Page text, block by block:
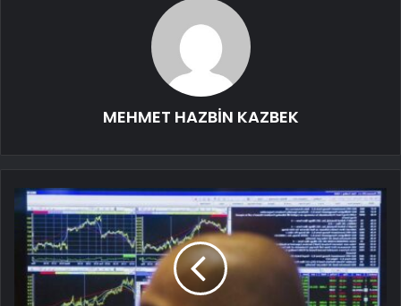
MEHMET HAZBİN KAZBEK